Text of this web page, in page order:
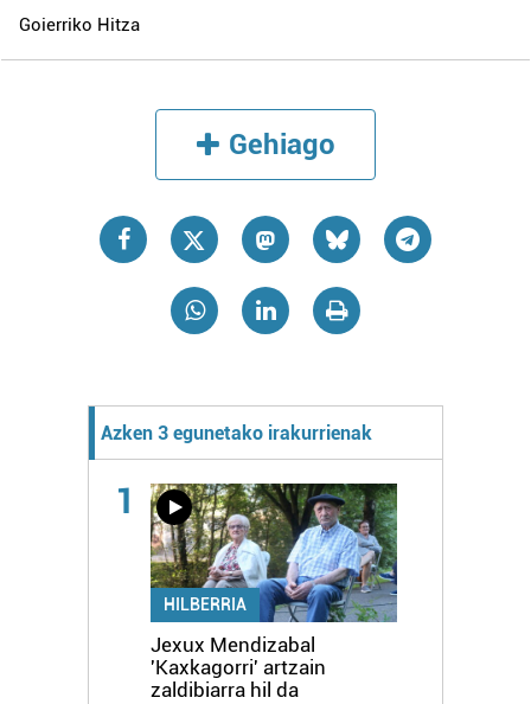
Goierriko Hitza
Gehiago
Azken 3 egunetako irakurrienak
1
HILBERRIA
Jexux Mendizabal
'Kaxkagorri' artzain
zaldibiarra hil da